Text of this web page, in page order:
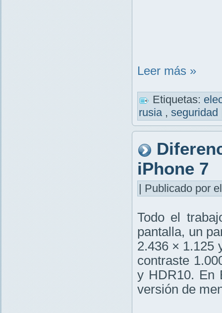
Leer más »
Etiquetas:
rusia , seguridad
iPhone 7
| Publicado por
Todo el
pantalla, un
2.436 × 1.125
contraste
y HDR10. En
versión de